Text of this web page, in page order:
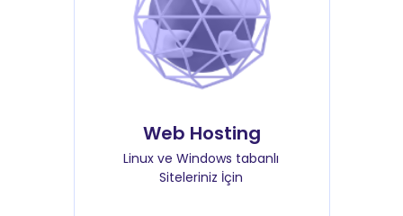
Web Hosting
Linux ve Windows tabanlı
Siteleriniz İçin